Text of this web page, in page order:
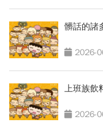
髒話的諸
2026-
上班族飲
2026-